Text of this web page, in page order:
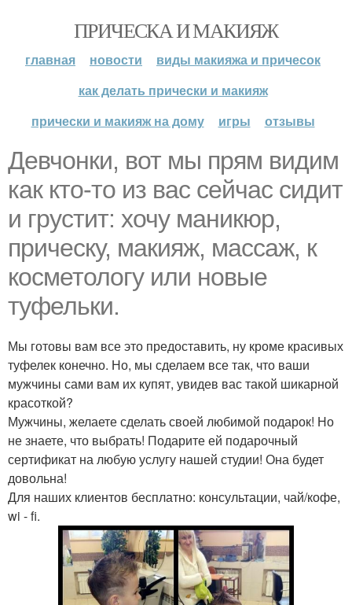
ПРИЧЕСКА И МАКИЯЖ
главная новости
виды макияжа и причесок
как делать прически и макияж
прически и макияж на дому
игры отзывы
Девчонки, вот мы прям видим
как кто-то из вас сейчас сидит
и грустит: хочу маникюр,
прическу, макияж, массаж, к
косметологу или новые
туфельки.
Мы готовы вам все это предоставить, ну кроме красивых
туфелек конечно. Но, мы сделаем все так, что ваши
мужчины сами вам их купят, увидев вас такой шикарной
красоткой?
Мужчины, желаете сделать своей любимой подарок! Но
не знаете, что выбрать! Подарите ей подарочный
сертификат на любую услугу нашей студии! Она будет
довольна!
Для наших клиентов бесплатно: консультации, чай/кофе,
wi - fi.